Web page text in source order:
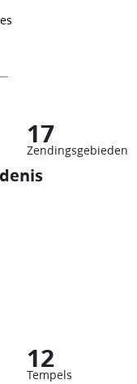
17
Zendingsgebieden
12
Tempels